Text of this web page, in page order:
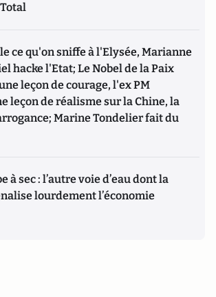
ce qu'on sniffe à l'Elysée, Marianne
hacke l'Etat; Le Nobel de la Paix
leçon de courage, l'ex PM
leçon de réalisme sur la Chine, la
Marine Tondelier fait du
à sec : l’autre voie d’eau dont la
lourdement l’économie